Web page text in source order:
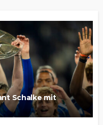
Schalke mit